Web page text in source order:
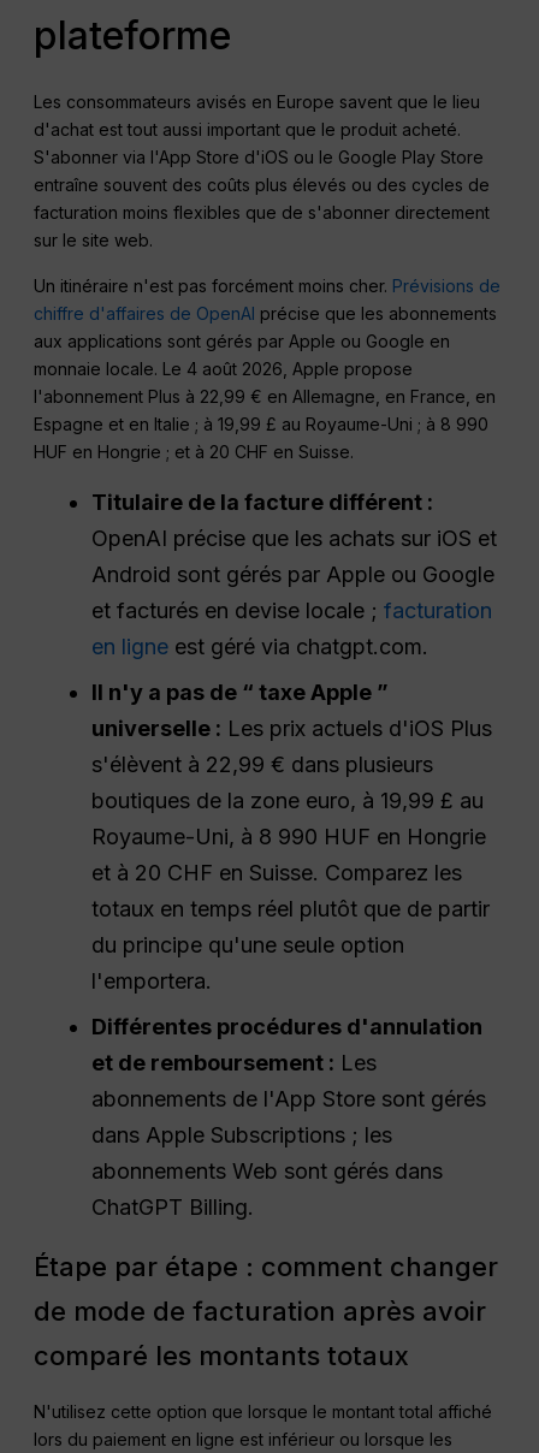
plateforme
Les consommateurs avisés en Europe savent que le lieu
d'achat est tout aussi important que le produit acheté.
S'abonner via l'App Store d'iOS ou le Google Play Store
entraîne souvent des coûts plus élevés ou des cycles de
facturation moins flexibles que de s'abonner directement
sur le site web.
Un itinéraire n'est pas forcément moins cher. Prévisions de
chiffre d'affaires de OpenAI précise que les abonnements
aux applications sont gérés par Apple ou Google en
monnaie locale. Le 4 août 2026, Apple propose
l'abonnement Plus à 22,99 € en Allemagne, en France, en
Espagne et en Italie ; à 19,99 £ au Royaume-Uni ; à 8 990
HUF en Hongrie ; et à 20 CHF en Suisse.
Titulaire de la facture différent :
OpenAI précise que les achats sur iOS et
Android sont gérés par Apple ou Google
et facturés en devise locale ;facturation
en ligne est géré via chatgpt.com.
Il n'y a pas de “ taxe Apple ”
universelle : Les prix actuels d'iOS Plus
s'élèvent à 22,99 € dans plusieurs
boutiques de la zone euro, à 19,99 £ au
Royaume-Uni, à 8 990 HUF en Hongrie
et à 20 CHF en Suisse. Comparez les
totaux en temps réel plutôt que de partir
du principe qu'une seule option
l'emportera.
Différentes procédures d'annulation
et de remboursement : Les
abonnements de l'App Store sont gérés
dans Apple Subscriptions ; les
abonnements Web sont gérés dans
ChatGPT Billing.
Étape par étape : comment changer
de mode de facturation après avoir
comparé les montants totaux
N'utilisez cette option que lorsque le montant total affiché
lors du paiement en ligne est inférieur ou lorsque les